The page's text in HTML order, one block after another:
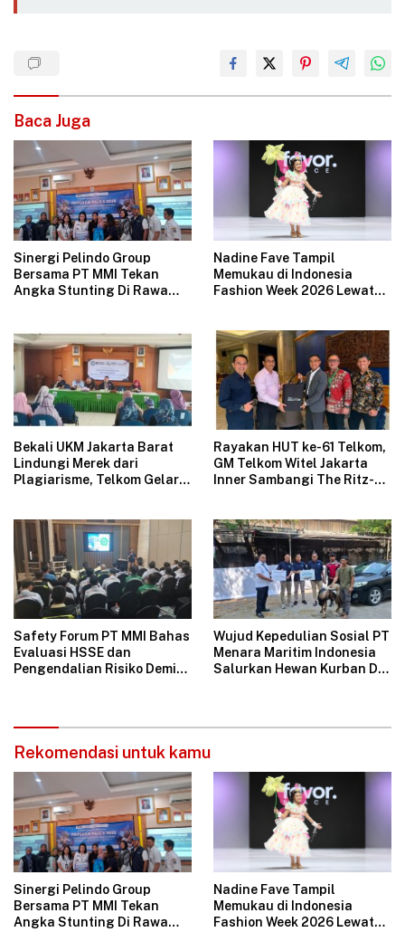
Baca Juga
Sinergi Pelindo Group
Bersama PT MMI Tekan
Angka Stunting Di Rawa
Nadine Fave Tampil
Memukau di Indonesia
Fashion Week 2026 Lewat
Bekali UKM Jakarta Barat
Lindungi Merek dari
Plagiarisme, Telkom Gelar
Rayakan HUT ke-61 Telkom,
GM Telkom Witel Jakarta
Inner Sambangi The Ritz-
Industri Hospitality
Safety Forum PT MMI Bahas
Evaluasi HSSE dan
Pengendalian Risiko Demi
Wujud Kepedulian Sosial PT
Menara Maritim Indonesia
Salurkan Hewan Kurban Di
Rekomendasi untuk kamu
Sinergi Pelindo Group
Bersama PT MMI Tekan
Angka Stunting Di Rawa
Nadine Fave Tampil
Memukau di Indonesia
Fashion Week 2026 Lewat